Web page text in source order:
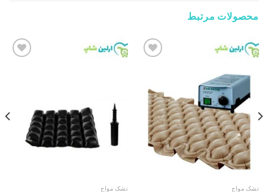
محصولات مرتبط
wishlist
تشک مواج تشک مواج